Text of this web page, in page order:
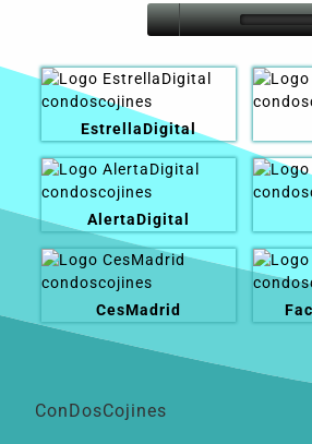
EstrellaDigital
AlertaDigital
CesMadrid
ConDosCojines